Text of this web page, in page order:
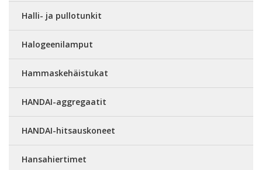
Halli- ja pullotunkit
Halogeenilamput
Hammaskehäistukat
HANDAI-aggregaatit
HANDAI-hitsauskoneet
Hansahiertimet